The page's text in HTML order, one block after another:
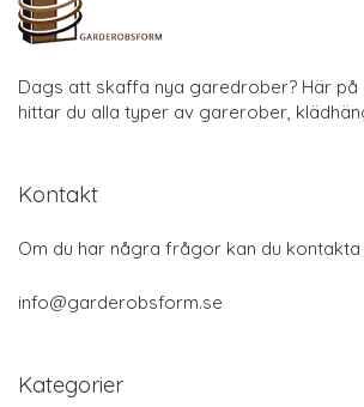
Dags att skaffa nya garedrober? Här
hittar du alla typer av garerober,
Kontakt
Om du har några frågor kan du
info@garderobsform.se
Kategorier